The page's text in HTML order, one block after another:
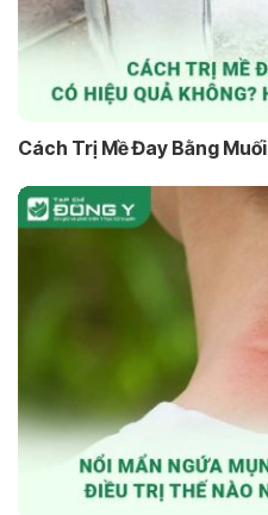
Cách Trị Mề Đay Bằng Muối